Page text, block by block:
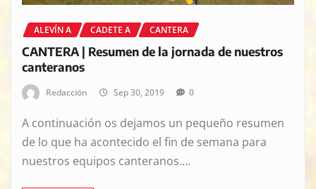
ALEVÍN A CADETE A CANTERA
CANTERA | Resumen de la jornada de nuestros
canteranos
Redacción Sep 30, 2019 0
A continuación os dejamos un pequeño resumen
de lo que ha acontecido el fin de semana para
nuestros equipos canteranos.…